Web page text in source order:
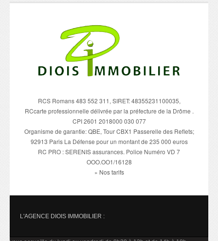
RCS Romans 483 552 311, SIRET: 48355231100035,
RCcarte professionnelle délivrée par la préfecture de la Drôme .
CPI 2601 2018000 030 077
Organisme de garantie: QBE, Tour CBX1 Passerelle des Reflets;
92913 Paris La Défense pour un montant de 235 000 euros
RC PRO : SERENIS assurances. Police Numéro VD 7
OOO.OO1/16128
» Nos tarifs
L'AGENCE DIOIS IMMOBILIER :